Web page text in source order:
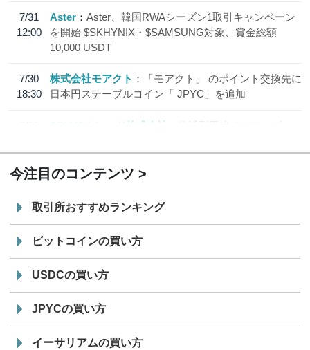
7/31
12:00
Aster
Aster、韓国RWAシーズン1取引キャンペーン
を開始 $SKHYNIX・$SAMSUNG対象、賞金総額
10,000 USDT
7/30
18:30
株式会社モアクト
「モアクト」 のポイント交換先に
日本円ステーブルコイン「 JPYC」を追加
7/29
SBI VCトレード株式会社
信託型円建てステーブル
今注目のコンテンツ
取引所おすすめランキング
ビットコインの買い方
USDCの買い方
JPYCの買い方
イーサリアムの買い方